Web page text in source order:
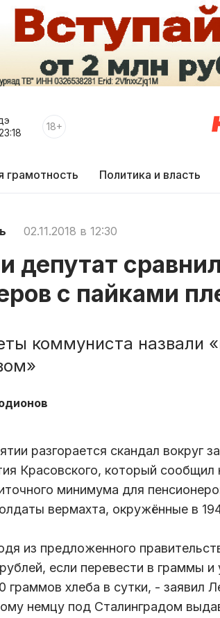
18+
грамотность Политика и власть
02.11.2018 в 12:30
депутат
с пайками
коммуниста назвали
разгорается скандал вокруг
Красовского, который сообщил
минимума для
вермахта, окружённые в
из предложенного
если перевести в граммы
граммов хлеба в сутки, - заявил
немцу под Сталинградом